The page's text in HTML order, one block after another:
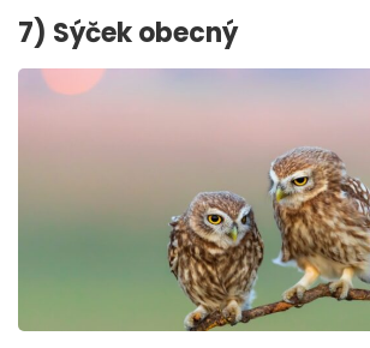
7) Sýček obecný